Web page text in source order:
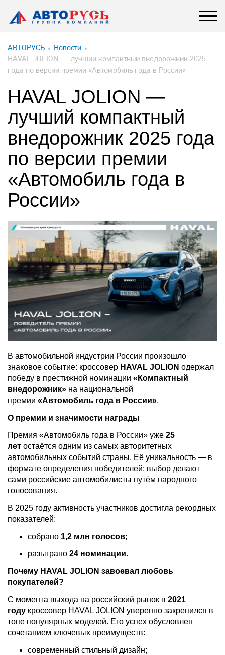
АВТОРУСЬ
Новости
HAVAL JOLION — лучший компактный внедорожник 2025
года по версии премии «Автомобиль года в России»
HAVAL JOLION —
лучший компактный
внедорожник 2025 года
по версии премии
«Автомобиль года в
России»
В автомобильной индустрии России произошло
знаковое событие: кроссовер HAVAL JOLION одержал
победу в престижной номинации «Компактный
внедорожник» на национальной
премии «Автомобиль года в России».
О премии и значимости награды
Премия «Автомобиль года в России» уже 25
лет остаётся одним из самых авторитетных
автомобильных событий страны. Её уникальность — в
формате определения победителей: выбор делают
сами российские автомобилисты путём народного
голосования.
В 2025 году активность участников достигла рекордных
показателей:
собрано 1,2 млн голосов;
разыграно 24 номинации.
Почему HAVAL JOLION завоевал любовь
покупателей?
С момента выхода на российский рынок в 2021
году кроссовер HAVAL JOLION уверенно закрепился в
топе популярных моделей. Его успех обусловлен
сочетанием ключевых преимуществ:
современный стильный дизайн;